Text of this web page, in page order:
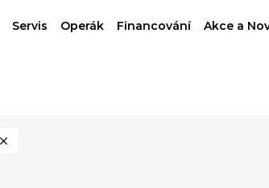
Servis Operák Financování Akce a